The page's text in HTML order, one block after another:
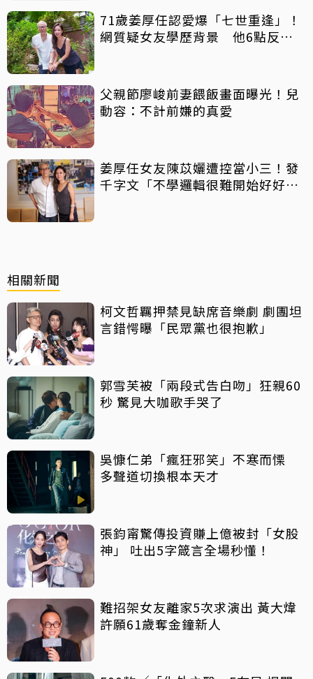
71歲姜厚任認愛爆「七世重逢」！
網質疑女友學歷背景 他6點反
父親節廖峻前妻餵飯畫面曝光！兒
動容：不計前嫌的真愛
姜厚任女友陳苡孋遭控當小三！發
千字文「不學邏輯很難開始好好
相關新聞
柯文哲羈押禁見缺席音樂劇 劇團坦
言錯愕曝「民眾黨也很抱歉」
郭雪芙被「兩段式告白吻」狂親60
秒 驚見大咖歌手哭了
吳慷仁弟「瘋狂邪笑」不寒而慄
多聲道切換根本天才
張鈞甯驚傳投資賺上億被封「女股
神」 吐出5字箴言全場秒懂！
難招架女友離家5次求演出 黃大煒
許願61歲奪金鐘新人